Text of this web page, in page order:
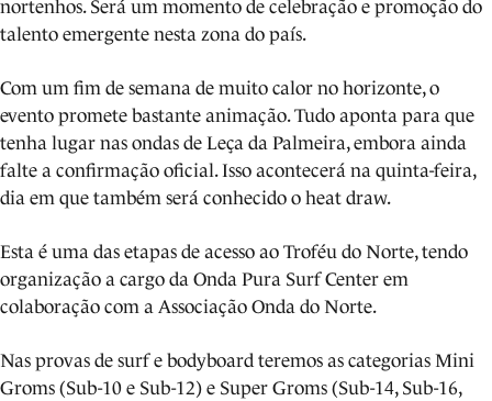
nortenhos. Será um momento de celebração e promoção do
talento emergente nesta zona do país.
Com um fim de semana de muito calor no horizonte, o
evento promete bastante animação. Tudo aponta para que
tenha lugar nas ondas de Leça da Palmeira, embora ainda
falte a confirmação oficial. Isso acontecerá na quinta-feira,
dia em que também será conhecido o heat draw.
Esta é uma das etapas de acesso ao Troféu do Norte, tendo
organização a cargo da Onda Pura Surf Center em
colaboração com a Associação Onda do Norte.
Nas provas de surf e bodyboard teremos as categorias Mini
Groms (Sub-10 e Sub-12) e Super Groms (Sub-14, Sub-16,